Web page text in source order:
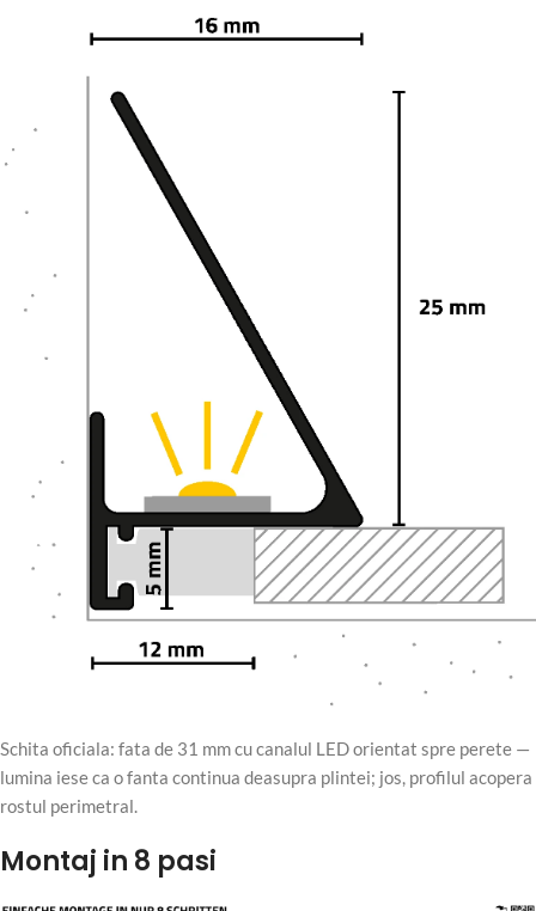
Schita oficiala: fata de 31 mm cu canalul LED orientat spre perete —
lumina iese ca o fanta continua deasupra plintei; jos, profilul acopera
rostul perimetral.
Montaj in 8 pasi